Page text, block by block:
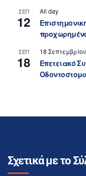
ΣΕΠ
12
All day
ΣΕΠ
18
18
Επετειακό
Σχετικά με το